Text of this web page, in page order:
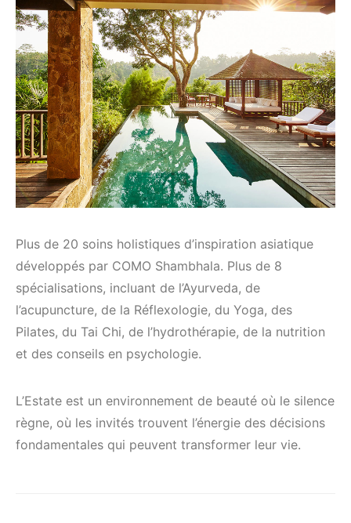
Plus de 20 soins holistiques d’inspiration asiatique
développés par COMO Shambhala. Plus de 8
spécialisations, incluant de l’Ayurveda, de
l’acupuncture, de la Réflexologie, du Yoga, des
Pilates, du Tai Chi, de l’hydrothérapie, de la nutrition
et des conseils en psychologie.
L’Estate est un environnement de beauté où le silence
règne, où les invités trouvent l’énergie des décisions
fondamentales qui peuvent transformer leur vie.